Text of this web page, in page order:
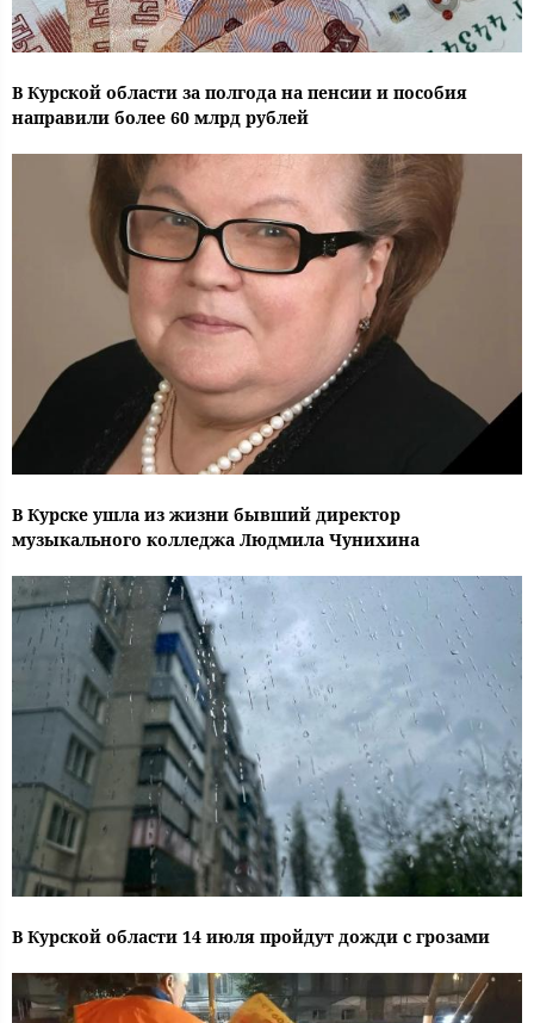
В Курской области за полгода на пенсии и пособия
направили более 60 млрд рублей
В Курске ушла из жизни бывший директор
музыкального колледжа Людмила Чунихина
В Курской области 14 июля пройдут дожди с грозами